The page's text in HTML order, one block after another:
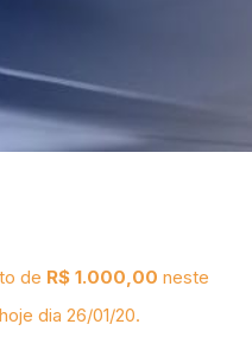
de R$ 1.000,00 neste
dia 26/01/20.